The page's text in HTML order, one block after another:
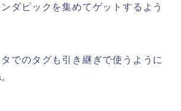
ダピックを集めてゲットするよう
でのタグも引き継ぎで使うように